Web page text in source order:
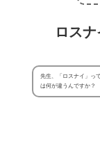
ロス
先生、「ロスナイ」っ
は何が違うんですか？